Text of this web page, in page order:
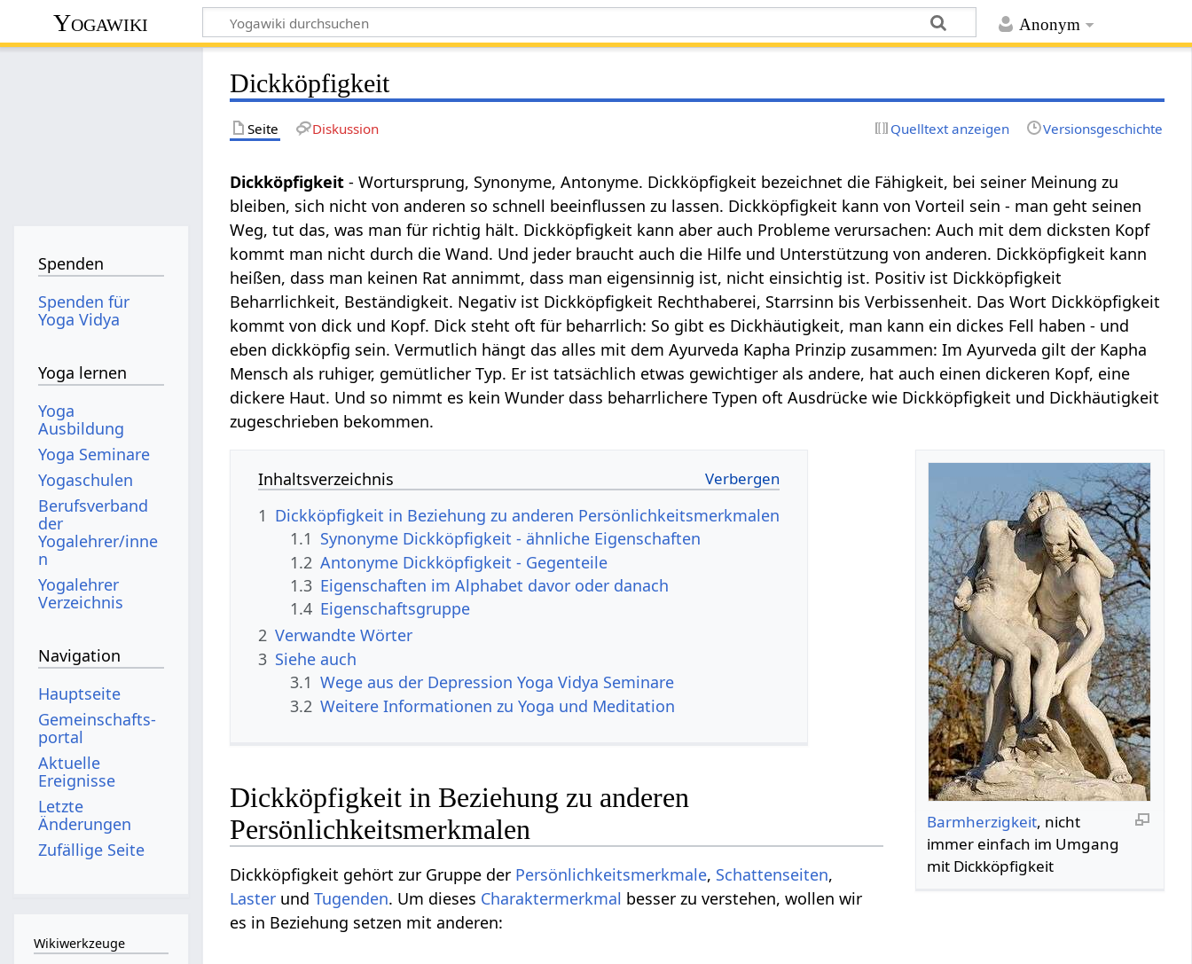
Anonym
Yogawiki
Dickköpfigkeit
Seite Diskussion Quelltext anzeigen Versionsgeschichte
Dickköpfigkeit - Wortursprung, Synonyme, Antonyme. Dickköpfigkeit bezeichnet die Fähigkeit, bei seiner Meinung zu
bleiben, sich nicht von anderen so schnell beeinflussen zu lassen. Dickköpfigkeit kann von Vorteil sein - man geht seinen
Weg, tut das, was man für richtig hält. Dickköpfigkeit kann aber auch Probleme verursachen: Auch mit dem dicksten Kopf
kommt man nicht durch die Wand. Und jeder braucht auch die Hilfe und Unterstützung von anderen. Dickköpfigkeit kann
heißen, dass man keinen Rat annimmt, dass man eigensinnig ist, nicht einsichtig ist. Positiv ist Dickköpfigkeit
Beharrlichkeit, Beständigkeit. Negativ ist Dickköpfigkeit Rechthaberei, Starrsinn bis Verbissenheit. Das Wort Dickköpfigkeit
kommt von dick und Kopf. Dick steht oft für beharrlich: So gibt es Dickhäutigkeit, man kann ein dickes Fell haben - und
eben dickköpfig sein. Vermutlich hängt das alles mit dem Ayurveda Kapha Prinzip zusammen: Im Ayurveda gilt der Kapha
Mensch als ruhiger, gemütlicher Typ. Er ist tatsächlich etwas gewichtiger als andere, hat auch einen dickeren Kopf, eine
dickere Haut. Und so nimmt es kein Wunder dass beharrlichere Typen oft Ausdrücke wie Dickköpfigkeit und Dickhäutigkeit
zugeschrieben bekommen.
Barmherzigkeit, nicht
immer einfach im Umgang
mit Dickköpfigkeit
Inhaltsverzeichnis
1 Dickköpfigkeit in Beziehung zu anderen Persönlichkeitsmerkmalen
1.1 Synonyme Dickköpfigkeit - ähnliche Eigenschaften
1.2 Antonyme Dickköpfigkeit - Gegenteile
1.3 Eigenschaften im Alphabet davor oder danach
1.4 Eigenschaftsgruppe
2 Verwandte Wörter
3 Siehe auch
3.1 Wege aus der Depression Yoga Vidya Seminare
3.2 Weitere Informationen zu Yoga und Meditation
Dickköpfigkeit in Beziehung zu anderen
Persönlichkeitsmerkmalen
Dickköpfigkeit gehört zur Gruppe der Persönlichkeitsmerkmale, Schattenseiten,
Laster undTugenden. Um dieses Charaktermerkmal besser zu verstehen, wollen wir
es in Beziehung setzen mit anderen:
Spenden
Spenden für
Yoga Vidya
Yoga lernen
Yoga
Ausbildung
Yoga Seminare
Yogaschulen
Berufsverband
der
Yogalehrer/inne
n
Yogalehrer
Verzeichnis
Navigation
Hauptseite
Gemeinschafts­
portal
Aktuelle
Ereignisse
Letzte
Änderungen
Zufällige Seite
Wikiwerkzeuge